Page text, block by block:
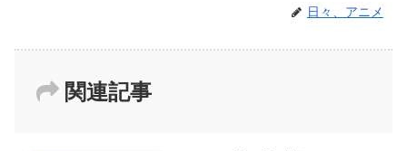
日々、アニメ
関連記事